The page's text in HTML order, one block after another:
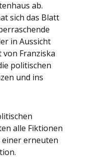
ab.
sich das Blatt
in Aussicht
Franziska
politischen
und ins
alle Fiktionen
erneuten